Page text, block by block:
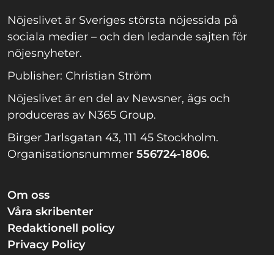
Nöjeslivet är Sveriges största nöjessida på
sociala medier – och den ledande sajten för
nöjesnyheter.
Publisher: Christian Ström
Nöjeslivet är en del av Newsner, ägs och
produceras av N365 Group.
Birger Jarlsgatan 43, 111 45 Stockholm.
Organisationsnummer 556724-1806.
Om oss
Våra skribenter
Redaktionell policy
Privacy Policy